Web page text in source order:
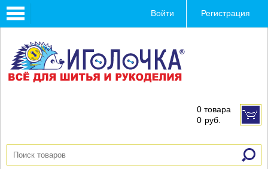
Toggle
navigation
Войти Регистрация
0 товара
0 руб.